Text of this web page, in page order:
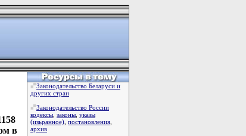
в
Законодательство Беларуси и
других стран
Законодательство России
кодексы законы указы
(изьранное) постановления
архив